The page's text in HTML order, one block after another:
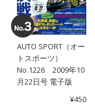
AUTO SPORT（オー
トスポーツ）
No.1226 2009年10
月22日号 電子版
¥450